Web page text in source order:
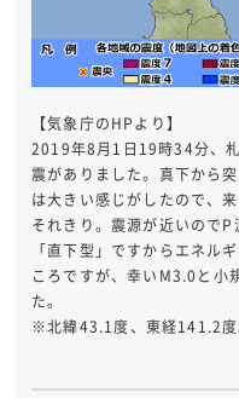
【気象庁のHPより】
2019年8月1日19時34分、
震がありました。真下から
は大きい感じがしたので、
それきり。震源が近いのでP
「直下型」ですからエネル
ころですが、幸いM3.0と小
た。
※北緯43.1度、東経141.2度